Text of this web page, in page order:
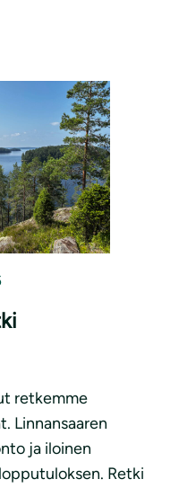
retkemme
Linnansaaren
ja iloinen
Retki